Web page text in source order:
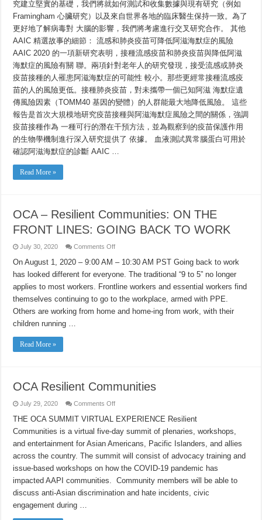
究建立堅實的基礎，我們將就如何測試和收集數據與現有研究（例如
Framingham 心臟研究）以及來自世界各地的臨床醫生保持一致。為了
更好地了解病毒對 大腦的影響，我們將考慮進行交叉研究合作。 其他
AAIC 精選故事的細節： 流感和肺炎疫苗可降低阿滋海默症的風險
AAIC 2020 的一項新研究表明，接種流感疫苗和肺炎疫苗與降低阿滋
海默症的風險有關 聯。兩項針對老年人的研究發現，接受流感或肺炎
疫苗接種的人罹患阿滋海默症的可能性 較小。那些更經常接種流感疫
苗的人的風險更低。接種肺炎疫苗，對未攜帶一個已知阿滋 海默症遺
傳風險因素（TOMM40 基因的變體）的人群能最大地降低風險。 這些
報告是首次大規模地研究疫苗接種與阿滋海默症風險之間的關係，強調
疫苗接種作為 一種可行的潛在干預方法，並為觀察到的疫苗保護作用
的生物學機制進行深入研究提供了 依據。 血液測試異常腦蛋白可用於
確認阿滋海默症的診斷 AAIC …
Read More »
OCA – Resilient Communities: ON THE
FRONT LINES: GOING BACK TO WORK
July 30, 2020 Comments Offon
Resilient
Communities:
THE
FRONT
LINES:
GOING
BACK
On August 1, 2020 – 9:00 AM – 10:30 AM PST Going back to work
has looked different for everyone. The traditional “9 to 5” no longer
applies to most workers. Frontline workers and essential workers find
themselves continuing to go to the workplace, armed with PPE.
Others are working from home and home-ing from work, with their
children running …
Read More »
OCA Resilient Communities
July 29, 2020 Comments Offon
Resilient
Communities
THE OCA SUMMIT VIRTUAL EXPERIENCE Resilient
Communities is a virtual five-day summit of plenaries, workshops,
and entertainment for Asian Americans, Pacific Islanders, and allies
across the country. The summit will consist of advocacy training and
issue-based workshops on how the COVID-19 pandemic has
impacted AAPI communities. Community members will be able to
discuss anti-Asian discrimination and hate incidents, civic
engagement during …